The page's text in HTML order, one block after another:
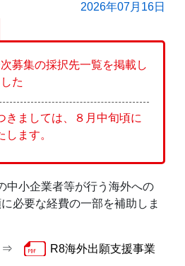
2026年07月16日
募集の採択先一覧を掲載し
た
きましては、８月中旬頃に
ます。
中小企業者等が行う海外への
必要な経費の一部を補助しま
⇒
R8海外出願支援事業